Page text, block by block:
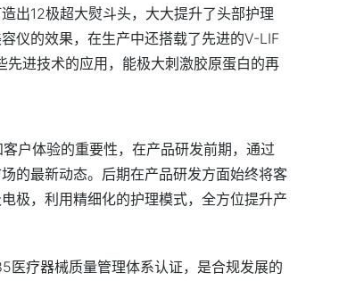
出12极超大熨斗头， 大大提升了头部护理
仪的效果，在生产中还搭载了先进的V-LIF
进技术的应用，能极大刺激胶原蛋白的再
户体验的重要性，在产品研发前期，通过
的最新动态。后期在产品研发方面始终将客
极，利用精细化的护理模式，全方位提升产
医疗器械质量管理体系认证，是合规发展的